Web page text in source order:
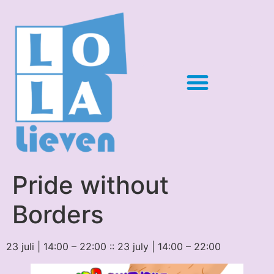
Pride without
Borders
23 juli | 14:00 – 22:00 :: 23 july | 14:00 – 22:00